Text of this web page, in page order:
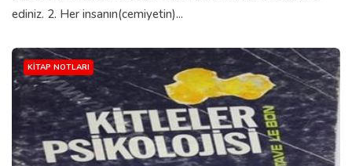
ediniz. 2. Her insanın(cemiyetin)...
KITAP NOTLARI